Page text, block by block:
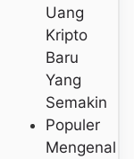
Mengenal